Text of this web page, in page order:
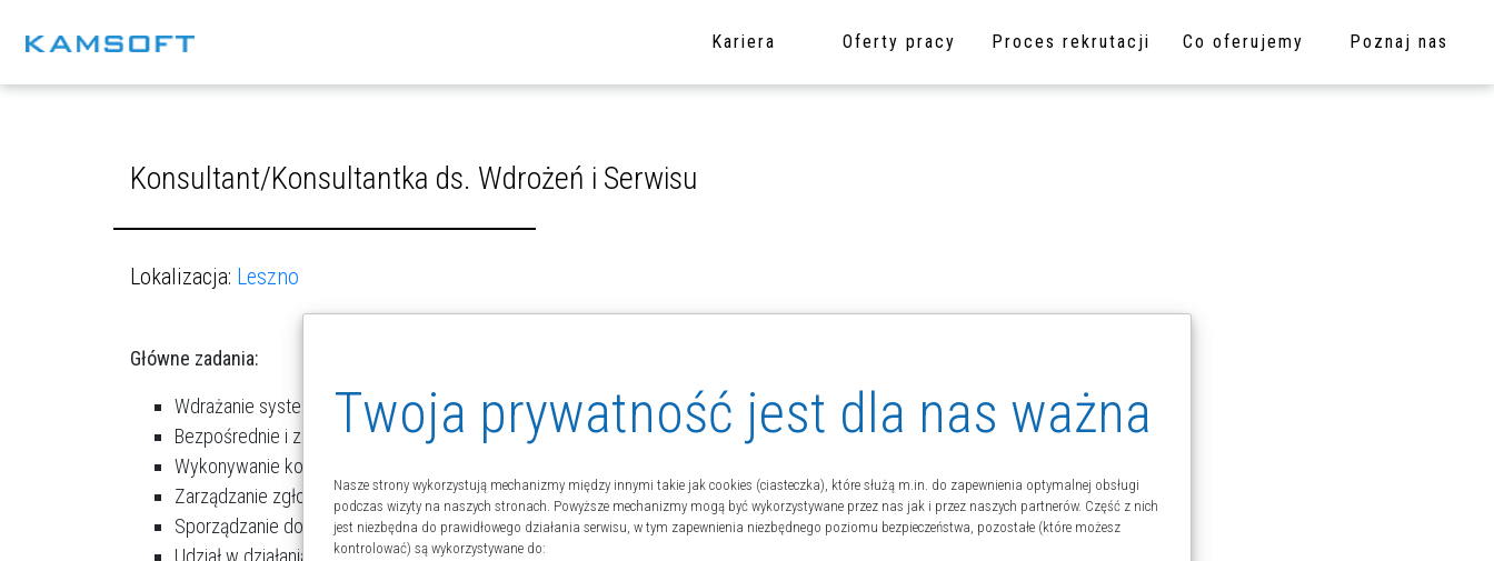
Kariera Oferty pracy Proces rekrutacji Co oferujemy Poznaj nas
Konsultant/Konsultantka ds. Wdrożeń i Serwisu
Lokalizacja: Leszno
Główne zadania:
Wdrażanie systemów informatycznych produkowanych przez KAMSOFT,
Bezpośrednie i zdalne wsparcie dla użytkowników systemów IT,
Wykonywanie konfiguracji oprogramowania,
Zarządzanie zgłoszeniami serwisowymi klientów,
Sporządzanie dokumentacji serwisowej i wdrożeniowej,
Udział w działaniach handlowych i okresowe szkolenia użytkowników systemu.
Twoja prywatność jest dla nas ważna
Nasze strony wykorzystują mechanizmy między innymi takie jak cookies (ciasteczka), które służą m.in. do zapewnienia optymalnej obsługi
podczas wizyty na naszych stronach. Powyższe mechanizmy mogą być wykorzystywane przez nas jak i przez naszych partnerów. Część z nich
jest niezbędna do prawidłowego działania serwisu, w tym zapewnienia niezbędnego poziomu bezpieczeństwa, pozostałe (które możesz
kontrolować) są wykorzystywane do: